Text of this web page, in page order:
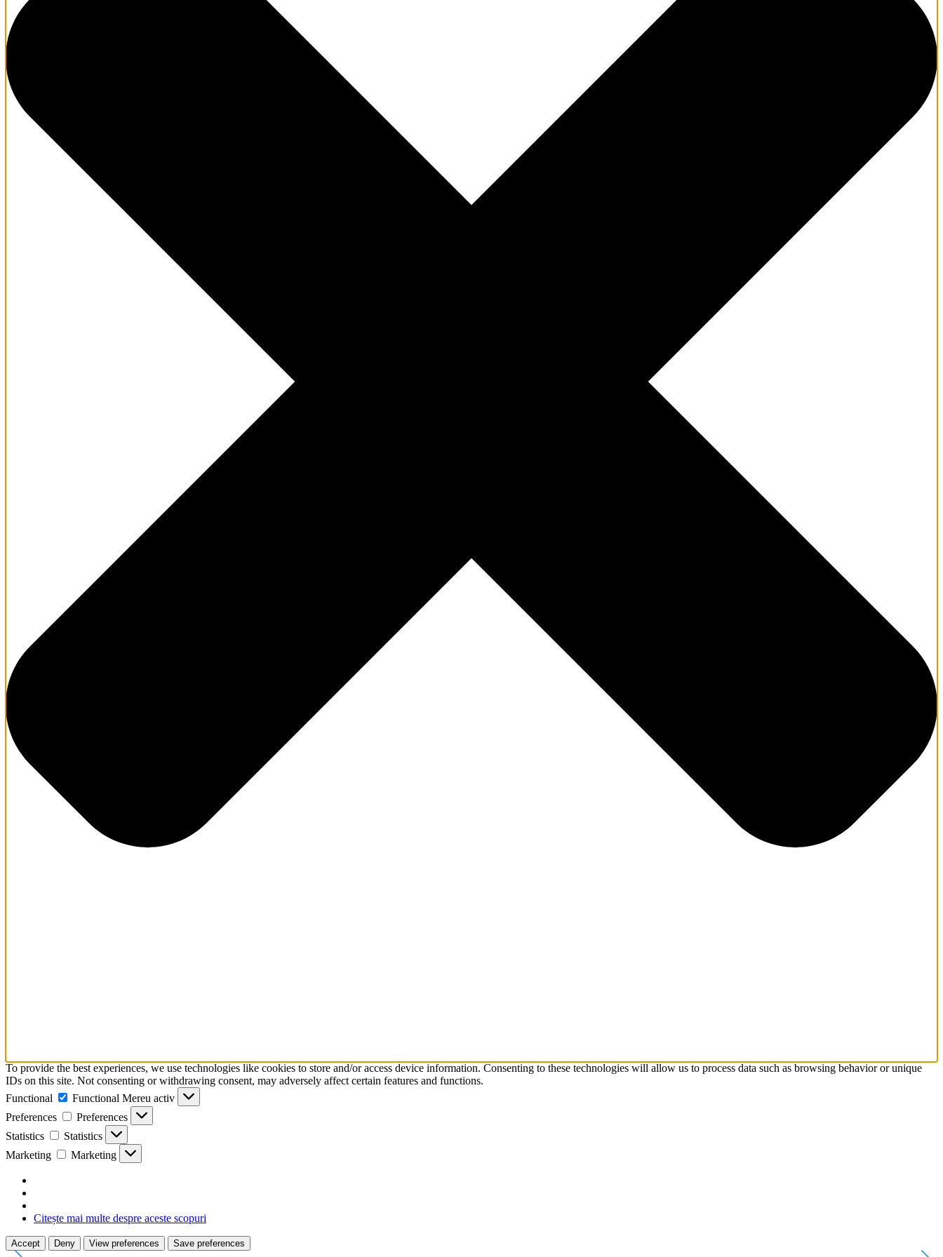
To provide the best experiences, we use technologies like cookies to store and/or access device information. Consenting to these technologies will allow us to process data such as browsing behavior or unique
IDs on this site. Not consenting or withdrawing consent, may adversely affect certain features and functions.
Functional
Functional Mereu activ
Preferences
Preferences
Statistics
Statistics
Marketing
Marketing
Citește mai multe despre aceste scopuri
Accept Deny View preferences Save preferences